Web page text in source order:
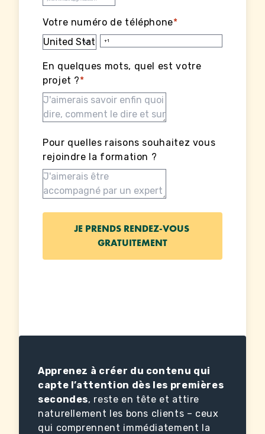
Apprenez à créer du contenu qui
capte l’attention dès les premières
secondes, reste en tête et attire
naturellement les bons clients – ceux
qui comprennent immédiatement la
Votre numéro de téléphone*
En quelques mots, quel est votre
projet ?*
Pour quelles raisons souhaitez vous
rejoindre la formation ?